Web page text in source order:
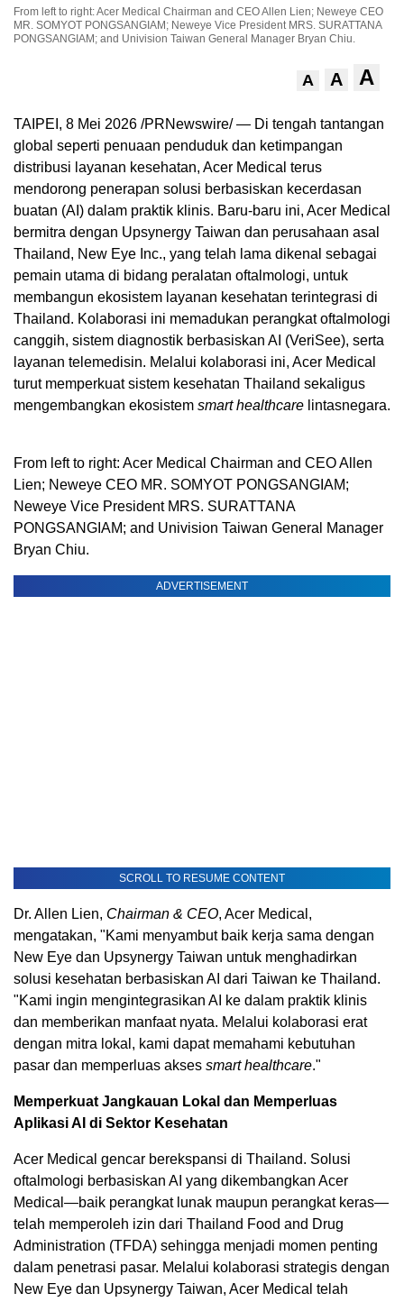
From left to right: Acer Medical Chairman and CEO Allen Lien; Neweye CEO
MR. SOMYOT PONGSANGIAM; Neweye Vice President MRS. SURATTANA
PONGSANGIAM; and Univision Taiwan General Manager Bryan Chiu.
A A A
TAIPEI, 8 Mei 2026 /PRNewswire/ — Di tengah tantangan
global seperti penuaan penduduk dan ketimpangan
distribusi layanan kesehatan, Acer Medical terus
mendorong penerapan solusi berbasiskan kecerdasan
buatan (AI) dalam praktik klinis. Baru-baru ini, Acer Medical
bermitra dengan Upsynergy Taiwan dan perusahaan asal
Thailand, New Eye Inc., yang telah lama dikenal sebagai
pemain utama di bidang peralatan oftalmologi, untuk
membangun ekosistem layanan kesehatan terintegrasi di
Thailand. Kolaborasi ini memadukan perangkat oftalmologi
canggih, sistem diagnostik berbasiskan AI (VeriSee), serta
layanan telemedisin. Melalui kolaborasi ini, Acer Medical
turut memperkuat sistem kesehatan Thailand sekaligus
mengembangkan ekosistem smart healthcare lintasnegara.
From left to right: Acer Medical Chairman and CEO Allen
Lien; Neweye CEO MR. SOMYOT PONGSANGIAM;
Neweye Vice President MRS. SURATTANA
PONGSANGIAM; and Univision Taiwan General Manager
Bryan Chiu.
ADVERTISEMENT
SCROLL TO RESUME CONTENT
Dr. Allen Lien, Chairman & CEO, Acer Medical,
mengatakan, "Kami menyambut baik kerja sama dengan
New Eye dan Upsynergy Taiwan untuk menghadirkan
solusi kesehatan berbasiskan AI dari Taiwan ke Thailand.
"Kami ingin mengintegrasikan AI ke dalam praktik klinis
dan memberikan manfaat nyata. Melalui kolaborasi erat
dengan mitra lokal, kami dapat memahami kebutuhan
pasar dan memperluas akses smart healthcare."
Memperkuat Jangkauan Lokal dan Memperluas
Aplikasi AI di Sektor Kesehatan
Acer Medical gencar berekspansi di Thailand. Solusi
oftalmologi berbasiskan AI yang dikembangkan Acer
Medical—baik perangkat lunak maupun perangkat keras—
telah memperoleh izin dari Thailand Food and Drug
Administration (TFDA) sehingga menjadi momen penting
dalam penetrasi pasar. Melalui kolaborasi strategis dengan
New Eye dan Upsynergy Taiwan, Acer Medical telah